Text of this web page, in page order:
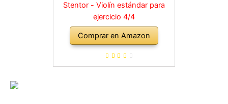
Stentor - Violín estándar para
ejercicio 4/4
Comprar en Amazon